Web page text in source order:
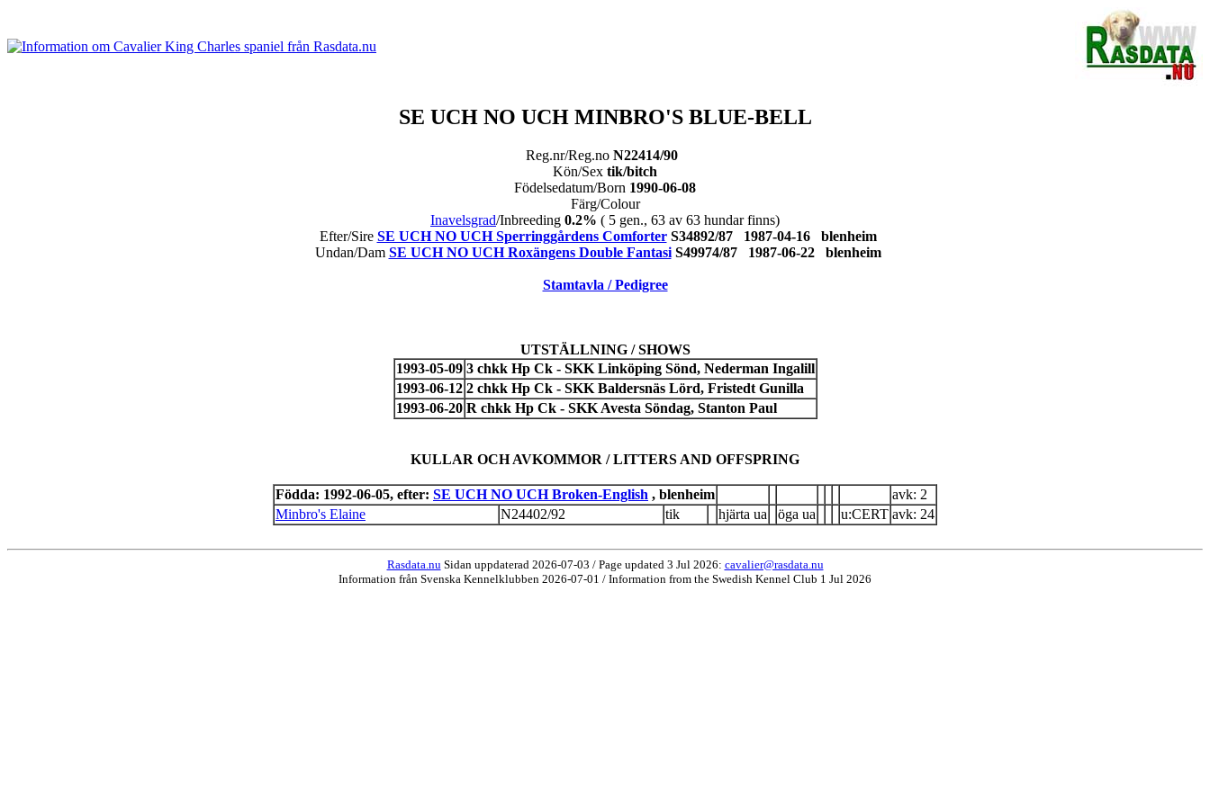
SE UCH NO UCH MINBRO'S BLUE-BELL
Reg.nr/Reg.no N22414/90
Kön/Sex tik/bitch
Födelsedatum/Born 1990-06-08
Färg/Colour
Inavelsgrad/Inbreeding 0.2% ( 5 gen., 63 av 63 hundar finns)
Efter/Sire SE UCH NO UCH Sperringgårdens ComforterS34892/87 1987-04-16 blenheim
Undan/Dam SE UCH NO UCH Roxängens Double FantasiS49974/87 1987-06-22 blenheim
Stamtavla / Pedigree
UTSTÄLLNING / SHOWS
1993-05-09 3 chkk Hp Ck - SKK Linköping Sönd, Nederman Ingalill
1993-06-12 2 chkk Hp Ck - SKK Baldersnäs Lörd, Fristedt Gunilla
1993-06-20 R chkk Hp Ck - SKK Avesta Söndag, Stanton Paul
KULLAR OCH AVKOMMOR / LITTERS AND OFFSPRING
Födda: 1992-06-05, efter: SE UCH NO UCH Broken-English , blenheim
avk: 2
Minbro's Elaine
N24402/92 tik hjärta ua öga ua u:CERT avk: 24
Rasdata.nu Sidan uppdaterad 2026-07-03 / Page updated 3 Jul 2026: cavalier@rasdata.nu
Information från Svenska Kennelklubben 2026-07-01 / Information from the Swedish Kennel Club 1 Jul 2026